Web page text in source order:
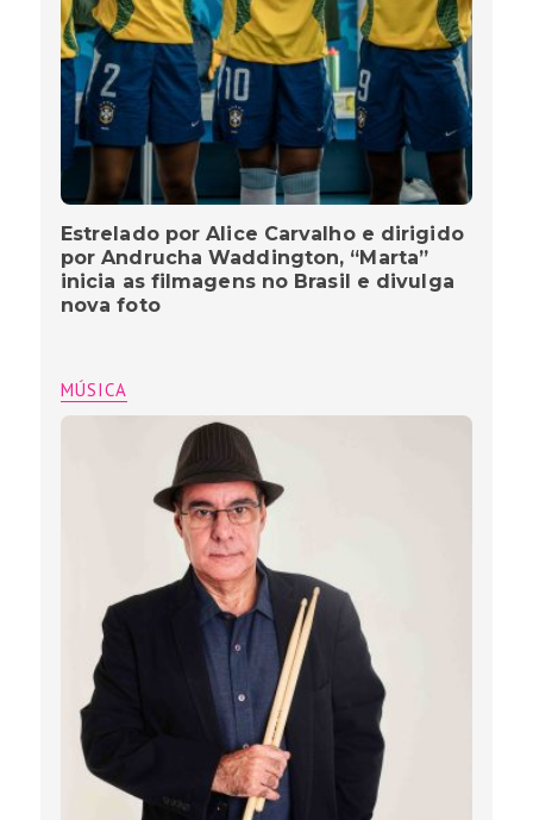
Estrelado por Alice Carvalho e dirigido
por Andrucha Waddington, “Marta”
inicia as filmagens no Brasil e divulga
nova foto
MÚSICA